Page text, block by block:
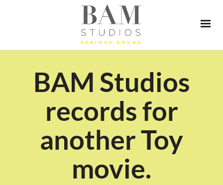
BAM Studios
records for
another Toy
movie.